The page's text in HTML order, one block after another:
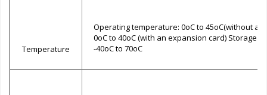
Temperature
Operating temperature: 0oC to 45oC(without
0oC to 40oC (with an expansion card) Storage
-40oC to 70oC